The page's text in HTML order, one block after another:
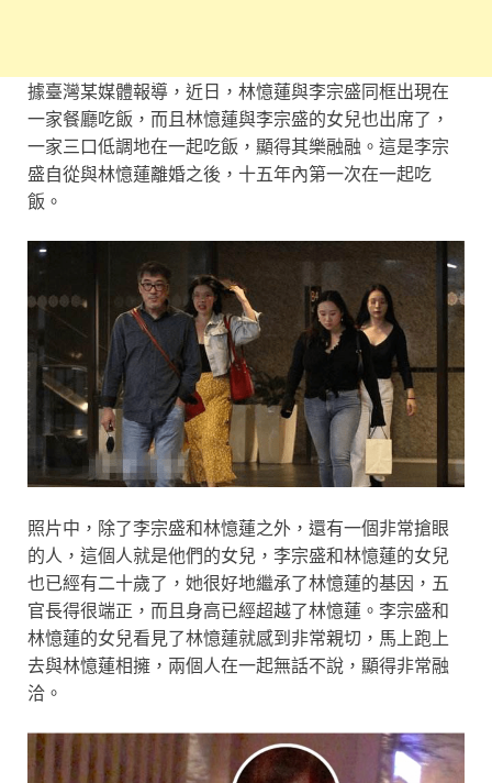
據臺灣某媒體報導，近日，林憶蓮與李宗盛同框出現在
一家餐廳吃飯，而且林憶蓮與李宗盛的女兒也出席了，
一家三口低調地在一起吃飯，顯得其樂融融。這是李宗
盛自從與林憶蓮離婚之後，十五年內第一次在一起吃
飯。
照片中，除了李宗盛和林憶蓮之外，還有一個非常搶眼
的人，這個人就是他們的女兒，李宗盛和林憶蓮的女兒
也已經有二十歲了，她很好地繼承了林憶蓮的基因，五
官長得很端正，而且身高已經超越了林憶蓮。李宗盛和
林憶蓮的女兒看見了林憶蓮就感到非常親切，馬上跑上
去與林憶蓮相擁，兩個人在一起無話不說，顯得非常融
洽。